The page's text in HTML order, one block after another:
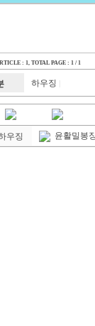
: 1, TOTAL PAGE : 1 / 1
하우징
우징 윤활밀봉